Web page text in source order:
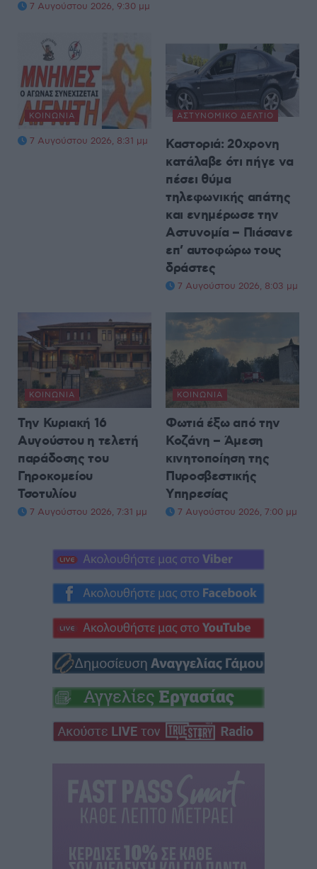
7 Αυγούστου 2026, 9:30 μμ
ΚΟΙΝΩΝΊΑ
7 Αυγούστου 2026, 8:31 μμ
ΑΣΤΥΝΟΜΙΚΌ ΔΕΛΤΊΟ
Καστοριά: 20χρονη
κατάλαβε ότι πήγε να
πέσει θύμα
τηλεφωνικής απάτης
και ενημέρωσε την
Αστυνομία – Πιάσανε
επ’ αυτοφώρω τους
δράστες
7 Αυγούστου 2026, 8:03 μμ
ΚΟΙΝΩΝΊΑ
Την Κυριακή 16
Αυγούστου η τελετή
παράδοσης του
Γηροκομείου
Τσοτυλίου
7 Αυγούστου 2026, 7:31 μμ
ΚΟΙΝΩΝΊΑ
Φωτιά έξω από την
Κοζάνη – Άμεση
κινητοποίηση της
Πυροσβεστικής
Υπηρεσίας
7 Αυγούστου 2026, 7:00 μμ